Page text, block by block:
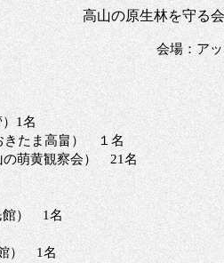
高山の原生林を守る会
会場：ア
1名
きたま高畠） １名
萌黄観察会） 21名
館） 1名
） 1名